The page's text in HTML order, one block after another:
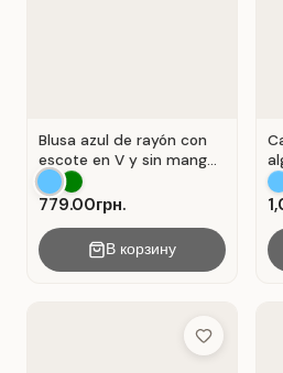
Blusa azul de rayón con
escote en V y sin mangas
. Azul.
779.00грн.
В корзину
Add to Wish